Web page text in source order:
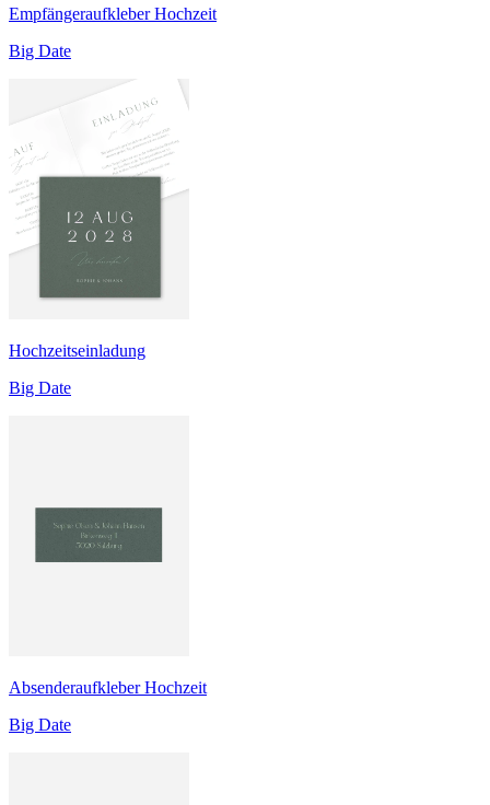
Empfängeraufkleber Hochzeit
Big Date
Hochzeitseinladung
Big Date
Absenderaufkleber Hochzeit
Big Date